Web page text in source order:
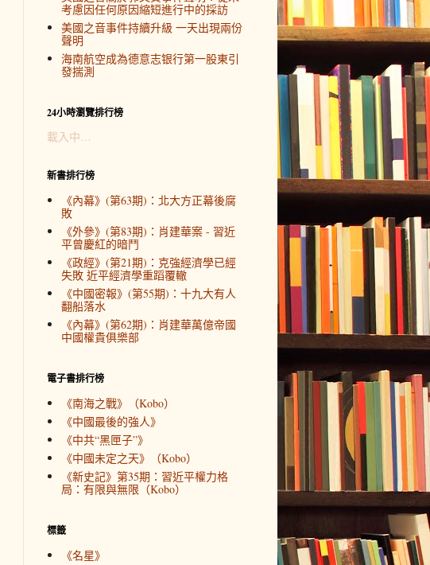
考慮因任何原因縮短進行中的採訪
美國之音事件持續升級 一天出現兩份
聲明
海南航空成為德意志银行第一股東引
發揣測
24小時瀏覽排行榜
載入中…
新書排行榜
《內幕》(第63期)：北大方正幕後腐
敗
《外參》(第83期)：肖建華案 - 習近
平曾慶紅的暗鬥
《政經》(第21期)：克強經濟學已經
失敗 近平經濟學重蹈覆轍
《中國密報》(第55期)：十九大有人
翻船落水
《內幕》(第62期)：肖建華萬億帝國
中國權貴俱樂部
電子書排行榜
《南海之戰》（Kobo）
《中國最後的強人》
《中共“黑匣子”》
《中國未定之天》（Kobo）
《新史記》第35期：習近平權力格
局：有限與無限（Kobo）
標籤
《名星》